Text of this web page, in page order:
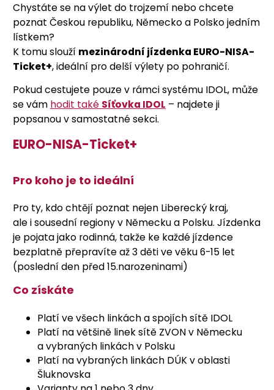
Chystáte se na výlet do trojzemí nebo chcete
poznat Českou republiku, Německo a Polsko jedním
lístkem?
K tomu slouží mezinárodní jízdenka EURO-NISA-
Ticket+, ideální pro delší výlety po pohraničí.
Pokud cestujete pouze v rámci systému IDOL, může
se vám hodit také Síťovka IDOL – najdete ji
popsanou v samostatné sekci.
EURO-NISA-Ticket+
Pro koho je to ideální
Pro ty, kdo chtějí poznat nejen Liberecký kraj,
ale i sousední regiony v Německu a Polsku. Jízdenka
je pojata jako rodinná, takže ke každé jízdence
bezplatně přepravíte až 3 děti ve věku 6-15 let
(poslední den před 15.narozeninami)
Co získáte
Platí ve všech linkách a spojích sítě IDOL
Platí na většině linek sítě ZVON v Německu
a vybraných linkách v Polsku
Platí na vybraných linkách DÚK v oblasti
Šluknovska